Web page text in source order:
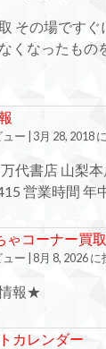
その場です
くなったもの
ー 3月 28, 2018
代書店 山梨
営業時間 年
ゃコーナー買
ー 8月 8, 2026
報★
カレンダー